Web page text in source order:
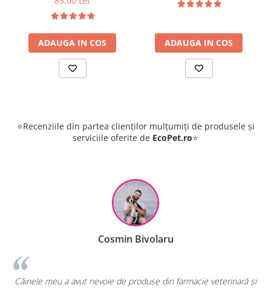
ADAUGA IN COS ADAUGA IN COS
⭐Recenziile din partea clienților mulțumiți de produsele și
serviciile oferite de EcoPet.ro⭐
Cosmin Bivolaru
Câinele meu a avut nevoie de produse din farmacie veterinară și